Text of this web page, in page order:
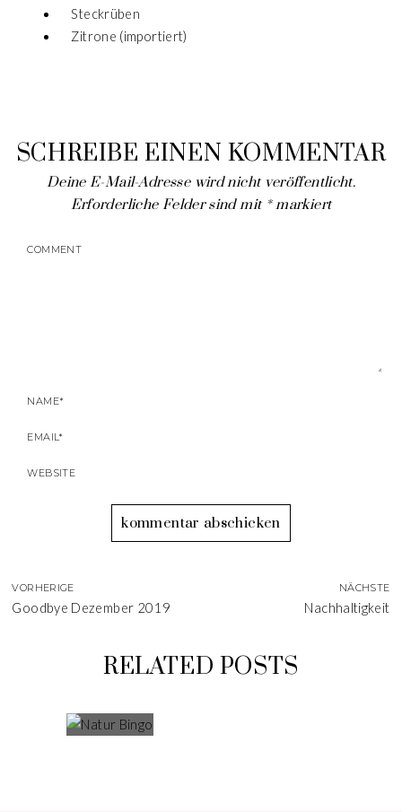
Steckrüben
Zitrone (importiert)
SCHREIBE EINEN KOMMENTAR
Deine E-Mail-Adresse wird nicht veröffentlicht.
Erforderliche Felder sind mit *markiert
VORHERIGE
Goodbye Dezember 2019
NÄCHSTE
Nachhaltigkeit
RELATED POSTS
BEST OF WEIHNACHTEN